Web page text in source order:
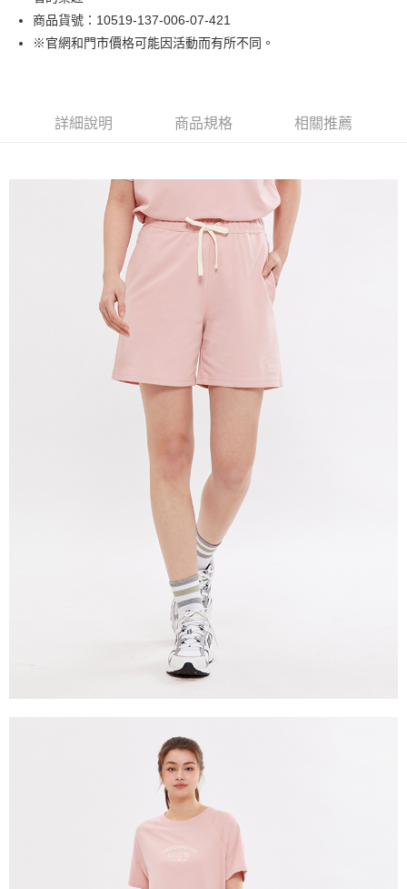
免運費
付款後7-11取貨
每筆NT$130，滿NT$1,000(含以上)免運費
商品貨號：10519-137-006-07-421
※官網和門市價格可能因活動而有所不同。
詳細說明 商品規格 相關推薦